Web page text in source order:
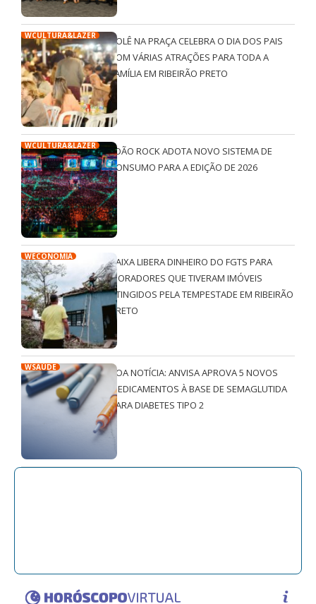
WCULTURA&LAZER
ROLÊ NA PRAÇA CELEBRA O DIA DOS PAIS
COM VÁRIAS ATRAÇÕES PARA TODA A
FAMÍLIA EM RIBEIRÃO PRETO
WCULTURA&LAZER
JOÃO ROCK ADOTA NOVO SISTEMA DE
CONSUMO PARA A EDIÇÃO DE 2026
WECONOMIA
CAIXA LIBERA DINHEIRO DO FGTS PARA
MORADORES QUE TIVERAM IMÓVEIS
ATINGIDOS PELA TEMPESTADE EM RIBEIRÃO
PRETO
WSAÚDE
BOA NOTÍCIA: ANVISA APROVA 5 NOVOS
MEDICAMENTOS À BASE DE SEMAGLUTIDA
PARA DIABETES TIPO 2